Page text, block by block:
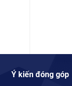
Ý kiến đóng góp